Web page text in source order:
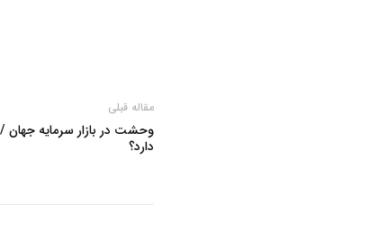
مقاله قبلی
وحشت در بازار سرمایه جهان
دارد؟